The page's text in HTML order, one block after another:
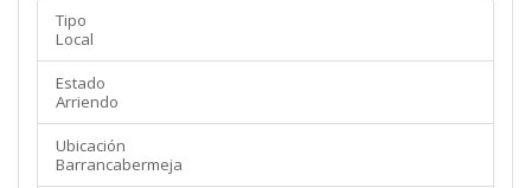
Tipo
Local
Estado
Arriendo
Ubicación
Barrancabermeja